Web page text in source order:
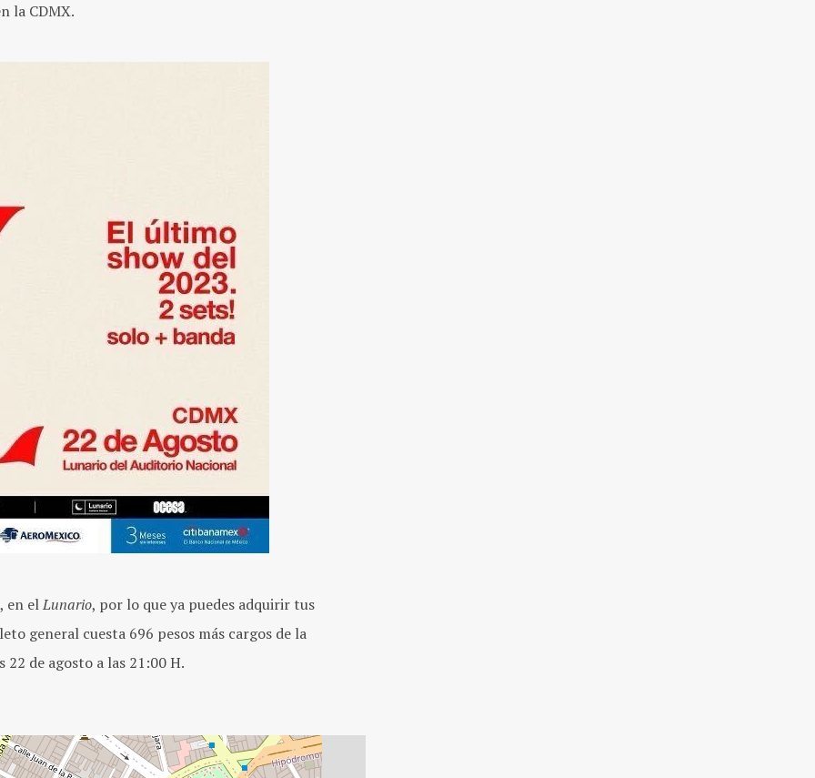
la CDMX.
en elLunario, por lo que ya puedes adquirir tus
general cuesta 696 pesos más cargos de la
de agosto a las 21:00 H.